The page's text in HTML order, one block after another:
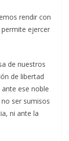
rendir con
ejercer
de nuestros
de libertad
ese noble
ser sumisos
ni ante la